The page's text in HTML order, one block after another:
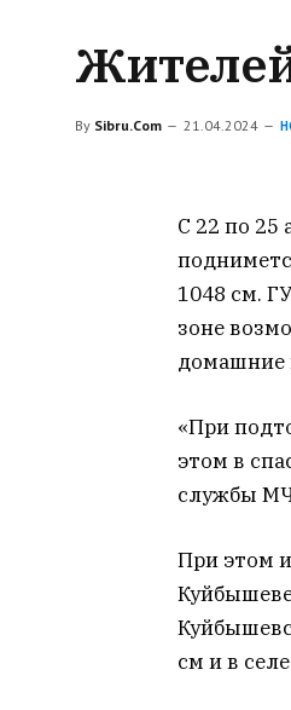
By Sibru.Com 21.04.2024
С 22 по 25
1048 см.
зоне
домашние
«При
этом в
службы
При этом
см и в